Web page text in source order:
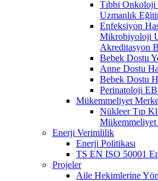
Tıbbi
Uzmanlık
Enfeksiyon
Mikrobiyoloji
Akreditasyon
Bebek Dostu
Anne Dostu
Bebek Dostu
Perinatoloji
Mükemmeliyet
Nükleer Tıp
Enerji Verimlilik
Enerji Politikası
TS EN ISO 50001
Projeler
Aile Hekimlerine